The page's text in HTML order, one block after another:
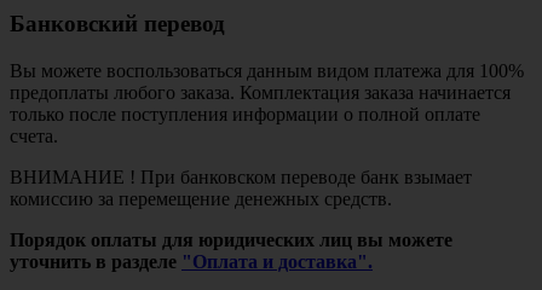
Банковский перевод
Вы можете воспользоваться данным видом платежа для 100%
предоплаты любого заказа. Комплектация заказа начинается
только после поступления информации о полной оплате
счета.
ВНИМАНИЕ ! При банковском переводе банк взымает
комиссию за перемещение денежных средств.
Порядок оплаты для юридических лиц вы можете
уточнить в разделе "Оплата и доставка".